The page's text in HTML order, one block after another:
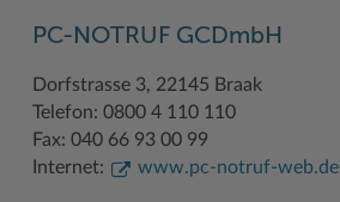
Ämter, Einrichtungen
Bürgerportal Stormarn ↗
Führerscheine
Formulare & Dokumente
Amtliche Bekanntmachungen
Ausschreibungen
Baustellen in Stormarn
Bildungskommune
Fachbereiche
Interessantes in und aus Stormarn
Kreis Stormarn Porträt
Kreiskarte
Ausbildung beim Kreis Stormarn
Der Kreis als Arbeitgeber
Ihre Bewerbung
Initiativbewerbungen Verwaltung
Beruf und Familie im Hansebelt
Branchenverzeichnis
EG-Dienstleistungsrichtlinie (EG-DLRL)
Handwerk für nachhaltiges Wirtschaften
BahnRadWege
Frei- und Hallenbäder
Herrenhäuser
Kultur
PC-NOTRUF GCDmbH
Dorfstrasse 3, 22145 Braak
Telefon: 0800 4 110 110
Fax: 040 66 93 00 99
Internet:
www.pc-notruf-web.de